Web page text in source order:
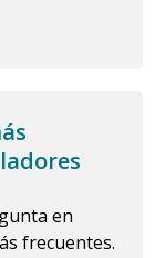
en
frecuentes.